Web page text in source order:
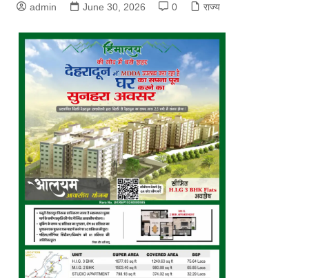
admin June 30, 2026 0 राज्य